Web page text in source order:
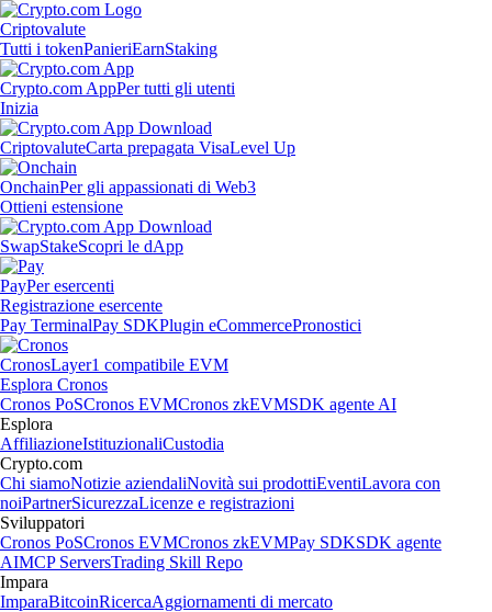
Criptovalute
Tutti i tokenPanieriEarnStaking
Crypto.com AppPer tutti gli utenti
Inizia
CriptovaluteCarta prepagata VisaLevel Up
OnchainPer gli appassionati di Web3
Ottieni estensione
SwapStakeScopri le dApp
PayPer esercenti
Registrazione esercente
Pay TerminalPay SDKPlugin eCommercePronostici
CronosLayer1 compatibile EVM
Esplora Cronos
Cronos PoSCronos EVMCronos zkEVMSDK agente AI
Esplora
AffiliazioneIstituzionaliCustodia
Crypto.com
Chi siamoNotizie aziendaliNovità sui prodottiEventiLavora con
noiPartnerSicurezzaLicenze e registrazioni
Sviluppatori
Cronos PoSCronos EVMCronos zkEVMPay SDKSDK agente
AIMCP ServersTrading Skill Repo
Impara
ImparaBitcoinRicercaAggiornamenti di mercato